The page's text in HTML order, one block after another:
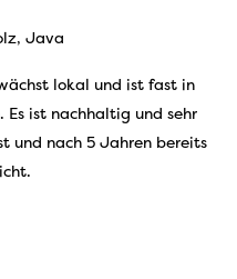
Java
lokal und ist fast in
ist nachhaltig und sehr
und nach 5 Jahren bereits